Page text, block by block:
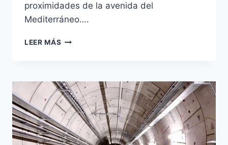
proximidades de la avenida del
Mediterráneo….
LEER MÁS BYPASS
MADRID